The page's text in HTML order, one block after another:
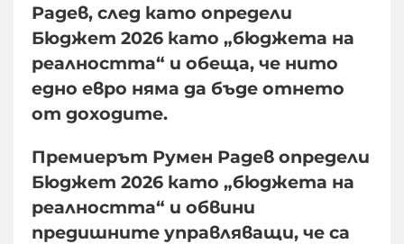
Радев, след като определи
Бюджет 2026 като „бюджета на
реалността“ и обеща, че нито
едно евро няма да бъде отнето
от доходите.
Премиерът Румен Радев определи
Бюджет 2026 като „бюджета на
реалността“ и обвини
предишните управляващи, че са